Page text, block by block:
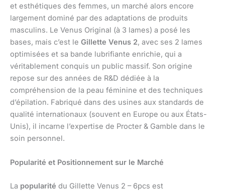
et esthétiques des femmes, un marché alors encore
largement dominé par des adaptations de produits
masculins. Le Venus Original (à 3 lames) a posé les
bases, mais c’est le Gillette Venus 2, avec ses 2 lames
optimisées et sa bande lubrifiante enrichie, qui a
véritablement conquis un public massif. Son origine
repose sur des années de R&D dédiée à la
compréhension de la peau féminine et des techniques
d’épilation. Fabriqué dans des usines aux standards de
qualité internationaux (souvent en Europe ou aux États-
Unis), il incarne l’expertise de Procter & Gamble dans le
soin personnel.
Popularité et Positionnement sur le Marché
La popularité du Gillette Venus 2 – 6pcs est